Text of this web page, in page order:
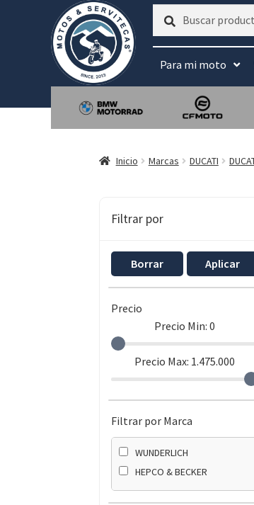
Buscar
Buscar
Para mi moto
Inicio Marcas DUCATI
Filtrar por
Borrar Aplicar
Precio
Precio Min:0
Precio Max: 1.475.000
Filtrar por Marca
WUNDERLICH
HEPCO & BECKER